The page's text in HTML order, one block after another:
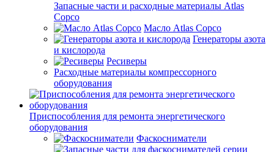
Запасные части и расходные материалы Atlas
Copco
Масло Atlas Copco
Генераторы азота
и кислорода
Ресиверы
Расходные материалы компрессорного
оборудования
Приспособления для ремонта энергетического
оборудования
Фаскосниматели